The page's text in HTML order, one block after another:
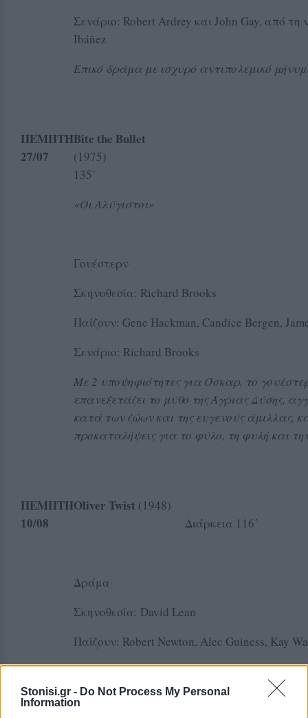
Stonisi.gr - Do Not Process My Personal
Information
Σενάριο: Robert Ardrey και John Gay, από
Ibáñez
Επικό δράμα με ισχυρό αντιπολεμικό
ΠΕΜΠΤΗ
27/07
Bite the Bullet
(1975)
135’
«Οι Αλύγιστοι»
Γουέστερν
Σκηνοθεσία: Richard Brooks
Παίζουν: Gene Hackman, Candice Bergen,
Σενάριο: Richard Brooks
Με 2 υποψηφιότητες για Όσκαρ, το
επανεξετάζει το μύθο της Άγριας Δύσης,
κατά των ζώων και της ευγενούς άμιλλας,
προκαταλήψεις για το φύλο, τη φυλή και
ΠΕΜΠΤΗ
10/08
Oliver Twist
Διάρκεια 116΄
Δράμα
Σκηνοθεσία: David Lean
Παίζουν: Robert Newton, Alec Guiness, Kay
Σενάριο: David Lean και Stanley Haynes,
Dickens